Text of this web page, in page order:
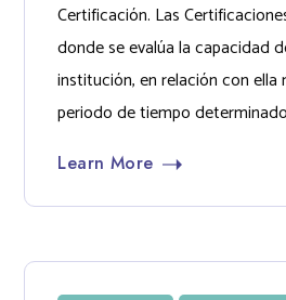
Certificación. Las
donde se evalúa la capacidad
institución, en relación con ella
periodo de tiempo
Learn More